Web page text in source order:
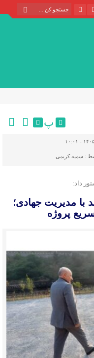
پ
:سمیه کریمی
داد:
پل‌سفید با مدیریت جهادی؛
پروژه